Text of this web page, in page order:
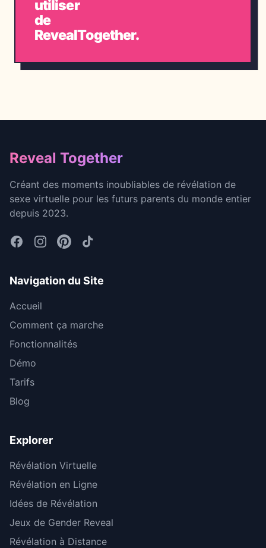
utiliser
de
RevealTogether.
Footer
Reveal Together
Créant des moments inoubliables de révélation de
sexe virtuelle pour les futurs parents du monde entier
depuis 2023.
Navigation du Site
Accueil
Comment ça marche
Fonctionnalités
Démo
Tarifs
Blog
Explorer
Révélation Virtuelle
Révélation en Ligne
Idées de Révélation
Jeux de Gender Reveal
Révélation à Distance